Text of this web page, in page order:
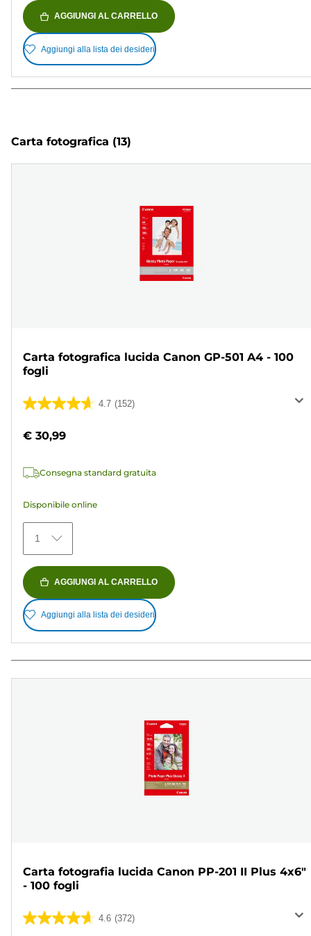
AGGIUNGI AL CARRELLO
Aggiungi alla lista dei desideri
Carta fotografica (13)
Carta fotografica lucida Canon GP-501 A4 - 100
fogli
4.7 (152)
4.7
5
152
€ 30,99
Consegna standard gratuita
Disponibile online
1
AGGIUNGI AL CARRELLO
Aggiungi alla lista dei desideri
Carta fotografia lucida Canon PP-201 II Plus 4x6"
- 100 fogli
4.6 (372)
4.6